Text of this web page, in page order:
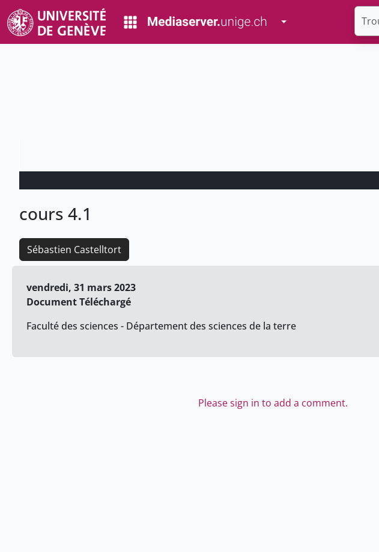
Toggle Dropdown
cours 4.1
Sébastien Castelltort
vendredi, 31 mars 2023
Document Téléchargé
Faculté des sciences - Département des sciences de la terre
Please sign in to add a comment.